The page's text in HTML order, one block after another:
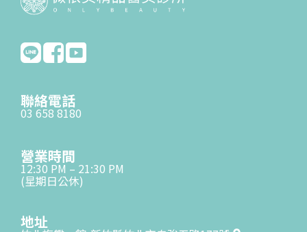
聯絡電話
03 658 8180
營業時間
12:30 PM – 21:30 PM
(星期日公休)
地址